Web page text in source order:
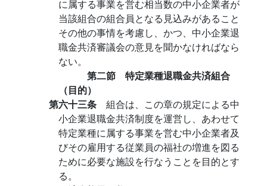
に属する事業を営む相当数の中小企業者が
当該組合の組合員となる見込みがあること
その他の事情を考慮し、かつ、中小企業退
職金共済審議会の意見を聞かなければなら
ない。
第二節 特定業種退職金共済組合
（目的）
第六十三条 組合は、この章の規定による中
小企業退職金共済制度を運営し、あわせて
特定業種に属する事業を営む中小企業者及
びその雇用する従業員の福社の増進を図る
ために必要な施設を行なうことを目的とす
る。